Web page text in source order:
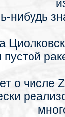
нибудь
пустой
о числе